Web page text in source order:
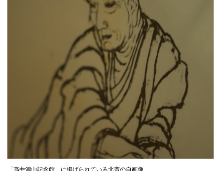
「高井鴻山記念館」に掲げられている北斎の自画像。